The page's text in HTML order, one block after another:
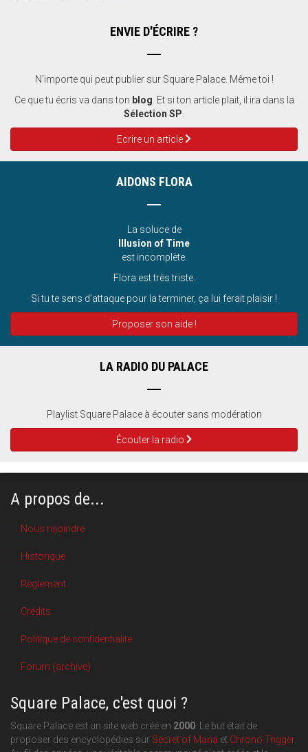
ENVIE D'ÉCRIRE ?
N'importe qui peut publier sur Square Palace. Même toi !
Ce que tu écris va dans ton blog . Et si ton article plait, il ira dans la
Sélection SP
Ecrire un article
AIDONS FLORA
La soluce de
Illusion of Time
est incomplète.
Flora est très triste.
Si tu te sens d’attaque pour la terminer, ça lui ferait plaisir !
Proposer son aide !
LA RADIO DU PALACE
Playlist Square Palace à écouter sans modération
Écouter la radio
A propos de...
Nous rejoindre
Historique
Règlement
Crédits
Politique de confidentialité
Forum (archive)
Square Palace, c'est quoi ?
Square Palace est un site web créé en 2000 . Le but était de
proposer des encyclopédies sur Secret of Mana et Chrono Trigger.